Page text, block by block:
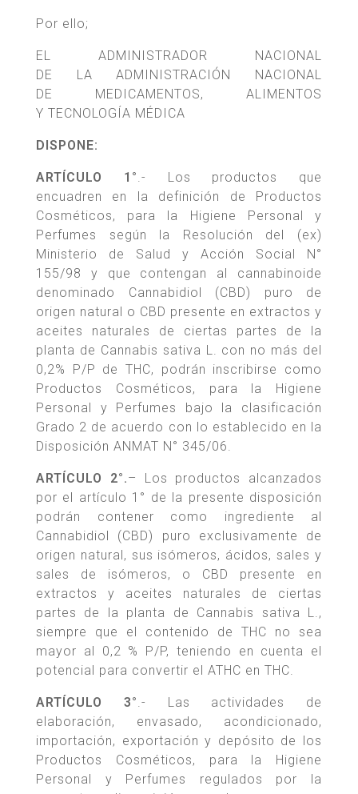
Por ello;
EL ADMINISTRADOR NACIONAL
DE LA ADMINISTRACIÓN NACIONAL
DE MEDICAMENTOS, ALIMENTOS
Y TECNOLOGÍA MÉDICA
DISPONE:
ARTÍCULO 1°.- Los productos que
encuadren en la definición de Productos
Cosméticos, para la Higiene Personal y
Perfumes según la Resolución del (ex)
Ministerio de Salud y Acción Social N°
155/98 y que contengan al cannabinoide
denominado Cannabidiol (CBD) puro de
origen natural o CBD presente en extractos y
aceites naturales de ciertas partes de la
planta de Cannabis sativa L. con no más del
0,2% P/P de THC, podrán inscribirse como
Productos Cosméticos, para la Higiene
Personal y Perfumes bajo la clasificación
Grado 2 de acuerdo con lo establecido en la
Disposición ANMAT N° 345/06.
ARTÍCULO 2°.– Los productos alcanzados
por el artículo 1° de la presente disposición
podrán contener como ingrediente al
Cannabidiol (CBD) puro exclusivamente de
origen natural, sus isómeros, ácidos, sales y
sales de isómeros, o CBD presente en
extractos y aceites naturales de ciertas
partes de la planta de Cannabis sativa L.,
siempre que el contenido de THC no sea
mayor al 0,2 % P/P, teniendo en cuenta el
potencial para convertir el ATHC en THC.
ARTÍCULO 3°.- Las actividades de
elaboración, envasado, acondicionado,
importación, exportación y depósito de los
Productos Cosméticos, para la Higiene
Personal y Perfumes regulados por la